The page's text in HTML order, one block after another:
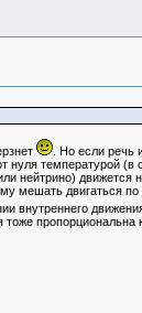
. Но если речь
нуля температурой (в
нейтрино) движется
мешать двигаться по
внутреннего
пропорциональна